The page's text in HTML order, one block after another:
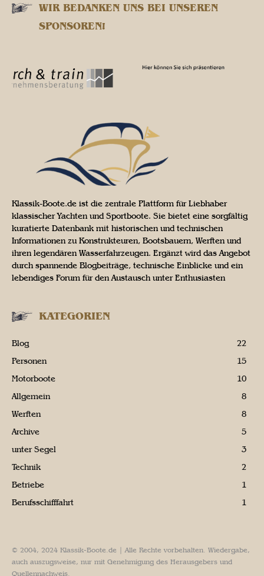
WIR BEDANKEN UNS BEI UNSEREN
SPONSOREN!
Klassik-Boote.de ist die zentrale Plattform für Liebhaber
klassischer Yachten und Sportboote. Sie bietet eine sorgfältig
kuratierte Datenbank mit historischen und technischen
Informationen zu Konstrukteuren, Bootsbauern, Werften und
ihren legendären Wasserfahrzeugen. Ergänzt wird das Angebot
durch spannende Blogbeiträge, technische Einblicke und ein
lebendiges Forum für den Austausch unter Enthusiasten
KATEGORIEN
Blog
22
Personen
15
Motorboote
10
Allgemein
8
Werften
8
Archive
5
unter Segel
3
Technik
2
Betriebe
1
Berufsschifffahrt
1
© 2004, 2024 Klassik-Boote.de | Alle Rechte vorbehalten. Wiedergabe,
auch auszugsweise, nur mit Genehmigung des Herausgebers und
Quellennachweis.